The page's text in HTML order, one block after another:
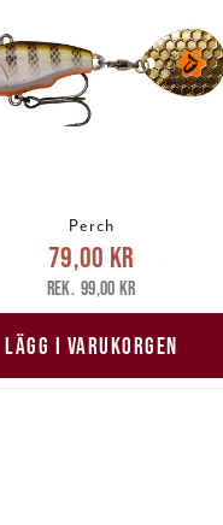
Perch
Nuvarande pris
79,00 krTidigare pris
99,00 kr
79,00 kr
99,00 kr
LÄGG I VARUKORGEN